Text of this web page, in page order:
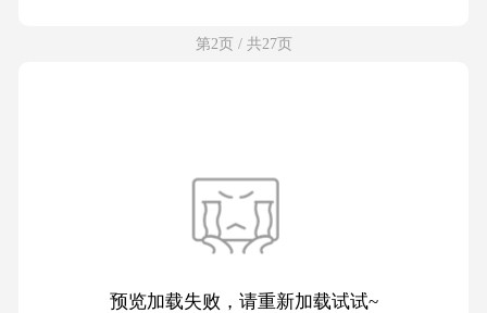
第2页 / 共27页
预览加载失败，请重新加载试试~